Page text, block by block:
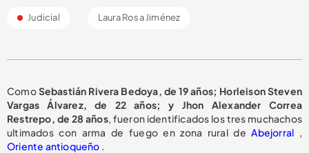
Judicial Laura Rosa Jiménez
ComoSebastián Rivera Bedoya, de 19 años; Horleison Steven
Vargas Álvarez, de 22 años; y Jhon Alexander Correa
Restrepo, de 28 años, fueron identificados los tres muchachos
ultimados con arma de fuego en zona rural de Abejorral
Oriente antioqueño